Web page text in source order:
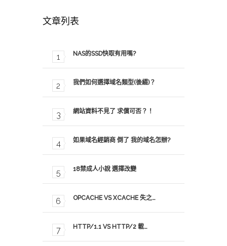
文章列表
NAS的SSD快取有用嗎?
我們如何選擇域名類型(後綴)？
網站資料不見了 求償可否？！
如果域名經銷商 倒了 我的域名怎辦?
18禁成人小說 選擇改變
OPCACHE VS XCACHE 失之…
HTTP/1.1 VS HTTP/2 載…